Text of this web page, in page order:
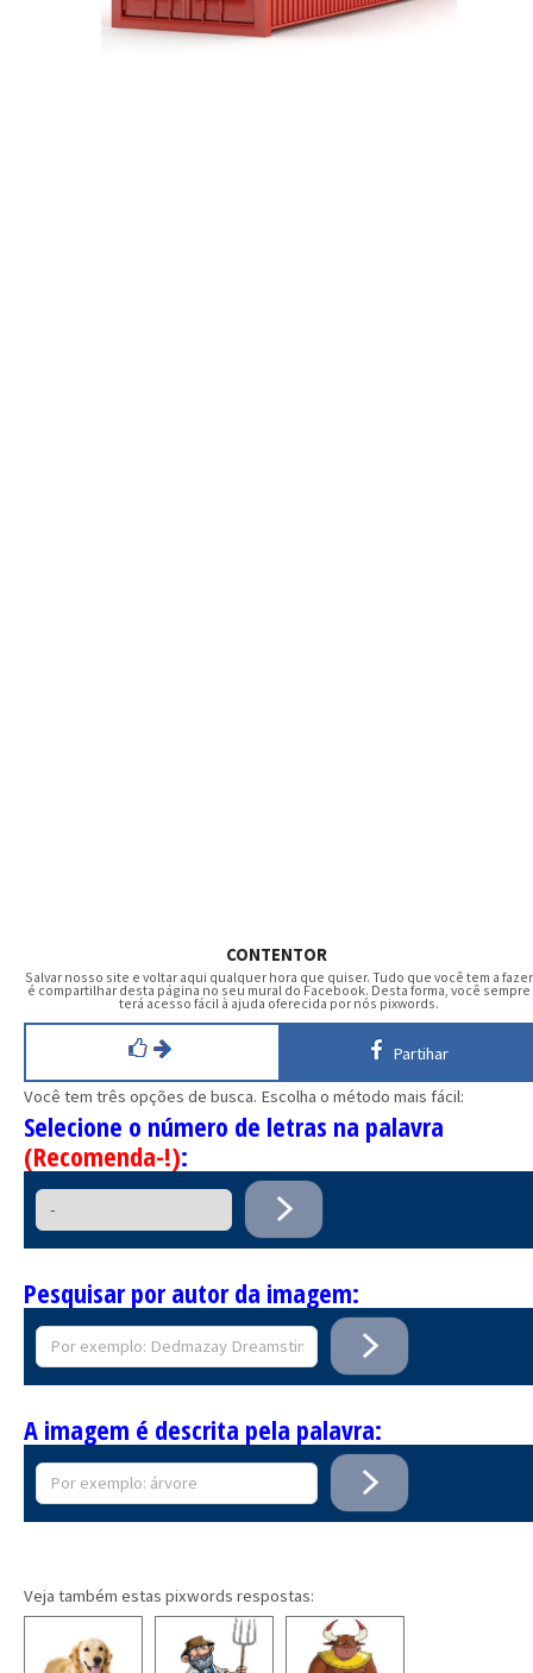
CONTENTOR
Salvar nosso site e voltar aqui qualquer hora que quiser. Tudo que você tem a fazer
é compartilhar desta página no seu mural do Facebook. Desta forma, você sempre
terá acesso fácil à ajuda oferecida por nós pixwords.
Partihar
Você tem três opções de busca. Escolha o método mais fácil:
Selecione o número de letras na palavra
(Recomenda-!):
Pesquisar por autor da imagem:
A imagem é descrita pela palavra:
Veja também estas pixwords respostas: